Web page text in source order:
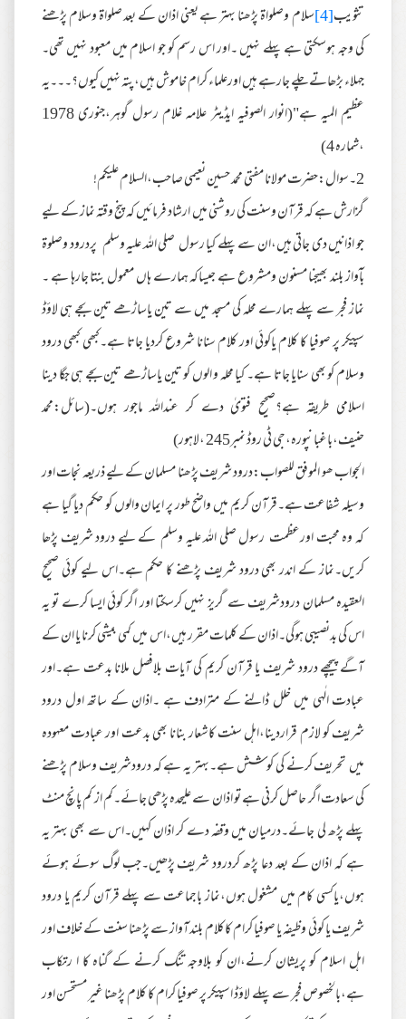
تثویب[4] سلام وصلواۃ پڑھنا بہتر ہے یعنی اذان کے بعد صلواۃ وسلام پڑھنے
کی وجہ ہوسکتی ہے پہلے نہیں ۔اور اس رسم کو جو اسلام میں معبود نہیں تھی۔
جہلاء بڑھاتے چلے جارہے ہیں اورعلماء کرام خاموش ہیں،پتہ نہیں کیوں؟۔۔۔یہ
عظیم المیہ ہے"(انوار الصوفیہ ایڈیٹر علامہ غلام رسول گوہر،جنوری 1978
،شمارہ 4)
2۔سوال:حضرت مولانا مفتی محمد حسین نعیمی صاحب،السلام علیکم!
گزارش ہے کہ قرآن وسنت کی روشنی میں ارشاد فرمائیں کہ پنج وقتہ نماز کے لیے
جو اذانیں دی جاتی ہیں،ان سے پہلے کیا رسول صلی اللہ علیہ وسلم پردرود وصلوۃ
بآواز بلند بھیجنا مسنون ومشروع ہے جیساکہ ہمارے ہاں معمول بنتا جارہا ہے ۔
نماز فجر سے پہلے ہمارے محلہ کی مسجد میں سے تین یاساڑھے تین بجے ہی لاؤڈ
سپیکر پر صوفیا کا کلام یاکوئی اور کلام سنانا شروع کردیا جاتا ہے۔کبھی کبھی درود
وسلام کو بھی سنایا جاتا ہے۔ کیا محلہ و الوں کو تین یاساڑھے تین بجے ہی جگا دینا
اسلامی طریقہ ہے؟صحیح فتویٰ دے کر عنداللہ ماجور ہوں۔(سائل:محمد
حنیف،باغبانپورہ،جی ٹی روڈ نمبر245 ،لاہور)
الجواب ھو الموفق للصواب:درود شریف پڑھنا مسلمان کے لیے ذریعہ نجات اور
وسیلہ شفاعت ہے۔قرآن کریم میں واضح طور پر ایمان والوں کو حکم دیا گیا ہے
کہ وہ محبت اورعظمت رسول صلی اللہ علیہ وسلم کے لیے درود شریف پڑھا
کریں۔نماز کے اندر بھی درود شریف پڑھنے کا حکم ہے۔اس لیے کوئی صحیح
العقیدہ مسلمان درودشریف سے گریز نہیں کرسکتا اور اگر کوئی ایسا کرے تو یہ
اس کی بدنصیبی ہوگی۔اذان کے کلمات مقرر ہیں،اس میں کمی بیشی کرنا یا ان کے
آگے پیچھے درود شریف یا قرآن کریم کی آیات بلافصل ملانا بدعت ہے۔اور
عبادت الٰہی میں خلل ڈالنے کے مترادف ہے ۔اذان کے ساتھ اول درود
شریف کو لازم قراردینا،اہل سنت کاشعار بنانا بھی بدعت اور عبادت معہودہ
میں تحریف کرنے کی کوشش ہے۔بہتر یہ ہے کہ درودشریف وسلام پڑھنے
کی سعادت اگر حاصل کرنی ہے تو اذان سے علیحدہ پڑھی جائے۔کم از کم پانچ منٹ
پہلے پڑھ لی جائے۔درمیان میں وقفہ دے کر اذان کہیں۔اس سے بھی بہتر یہ
ہے کہ اذان کے بعد دعا پڑھ کردرود شریف پڑھیں۔جب لوگ سوئے ہوئے
ہوں،یاکسی کام میں مشغول ہوں،نماز باجماعت سے پہلے قرآن کریم یا درود
شریف یا کوئی وظیفہ یا صوفیا کرام کاکلام بلندآواز سے پڑھنا سنت کے خلاف اور
اہل اسلام کو پریشان کرنے،ان کو بلاوجہ تنگ کرنے کے گناہ کا ا رتکاب
ہے،بالخصوص فجر سے پہلے لاؤڈ اسپیکر پر صوفیا کرام کا کلام پڑھنا غیر مستحسن اور